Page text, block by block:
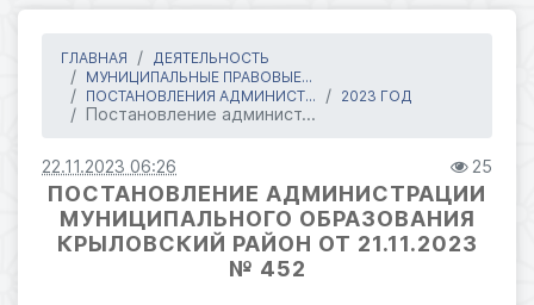
ГЛАВНАЯ
ДЕЯТЕЛЬНОСТЬ
МУНИЦИПАЛЬНЫЕ ПРАВОВЫЕ...
ПОСТАНОВЛЕНИЯ АДМИНИСТ...
2023 ГОД
Постановление админист...
22.11.2023 06:26 25
ПОСТАНОВЛЕНИЕ АДМИНИСТРАЦИИ
МУНИЦИПАЛЬНОГО ОБРАЗОВАНИЯ
КРЫЛОВСКИЙ РАЙОН ОТ 21.11.2023
№ 452